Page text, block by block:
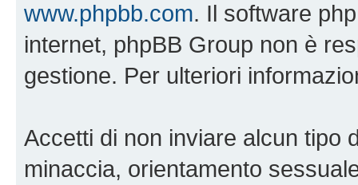
www.phpbb.com. Il software
internet, phpBB Group non è
gestione. Per ulteriori
Accetti di non inviare alcun tipo
minaccia, orientamento